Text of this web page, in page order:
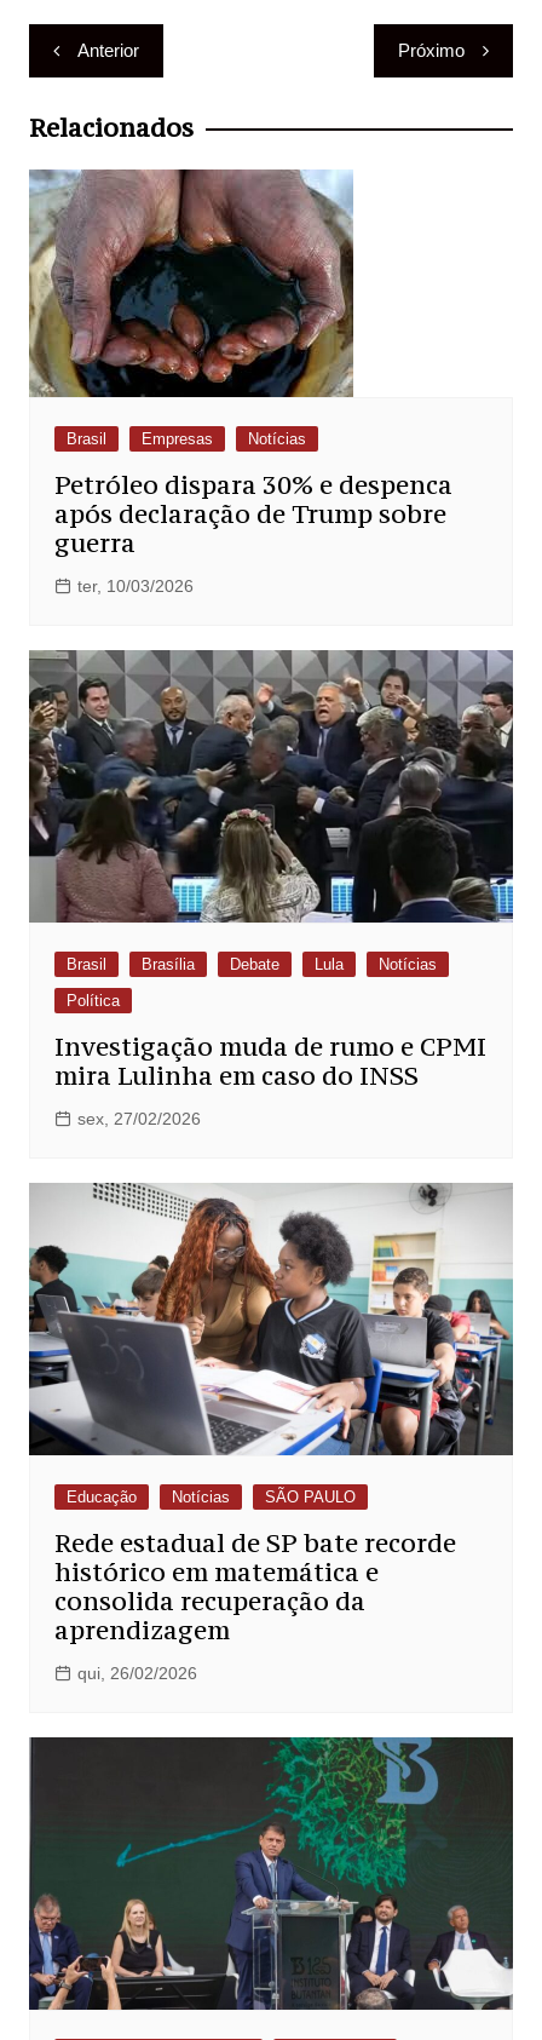
Navegação
de
Post
Anterior Próximo
Relacionados
Brasil Empresas Notícias
Petróleo dispara 30% e despenca
após declaração de Trump sobre
guerra
ter, 10/03/2026
Brasil Brasília Debate Lula
Notícias
Política
Investigação muda de rumo e CPMI
mira Lulinha em caso do INSS
sex, 27/02/2026
Educação Notícias SÃO PAULO
Rede estadual de SP bate recorde
histórico em matemática e
consolida recuperação da
aprendizagem
qui, 26/02/2026